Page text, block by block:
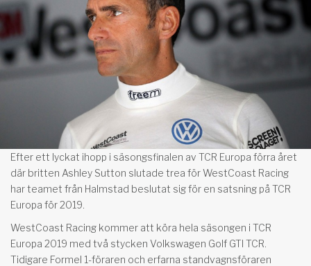
Efter ett lyckat ihopp i säsongsfinalen av TCR Europa förra året
där britten Ashley Sutton slutade trea för WestCoast Racing
har teamet från Halmstad beslutat sig för en satsning på TCR
Europa för 2019.
WestCoast Racing kommer att köra hela säsongen i TCR
Europa 2019 med två stycken Volkswagen Golf GTI TCR.
Tidigare Formel 1-föraren och erfarna standvagnsföraren